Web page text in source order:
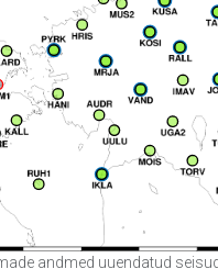
andmed uuendatud